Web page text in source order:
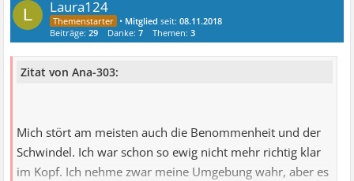
L Laura124
• Mitglied seit:08.11.2018
Beiträge:29 Danke:7 Themen:3
Zitat von Ana-303:
Mich stört am meisten auch die Benommenheit und der
Schwindel. Ich war schon so ewig nicht mehr richtig klar
im Kopf. Ich nehme zwar meine Umgebung wahr, aber es